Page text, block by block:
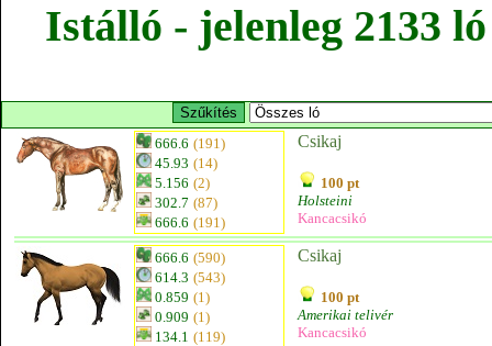
Istálló - jelenleg 2133
666.6 (191)
45.93 (14)
5.156 (2)
302.7 (87)
666.6 (191)
Csikaj
100 pt
Holsteini
Kancacsikó
666.6 (590)
614.3 (543)
0.859 (1)
0.909 (1)
134.1 (119)
Csikaj
100 pt
Amerikai telivér
Kancacsikó